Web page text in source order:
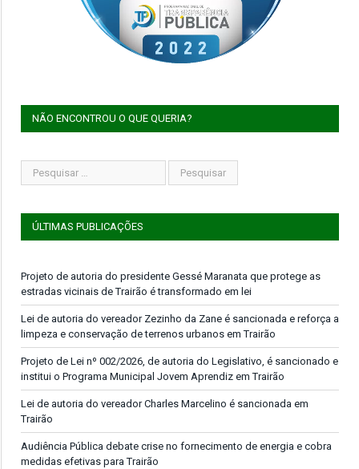
NÃO ENCONTROU O QUE QUERIA?
ÚLTIMAS PUBLICAÇÕES
Projeto de autoria do presidente Gessé Maranata que protege as
estradas vicinais de Trairão é transformado em lei
Lei de autoria do vereador Zezinho da Zane é sancionada e reforça a
limpeza e conservação de terrenos urbanos em Trairão
Projeto de Lei nº 002/2026, de autoria do Legislativo, é sancionado e
institui o Programa Municipal Jovem Aprendiz em Trairão
Lei de autoria do vereador Charles Marcelino é sancionada em
Trairão
Audiência Pública debate crise no fornecimento de energia e cobra
medidas efetivas para Trairão